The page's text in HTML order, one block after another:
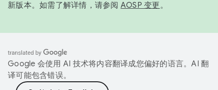
新版本。如需了解详情，请参阅 AOSP 变更。
Google 会使用 AI 技术将内容翻译成您偏好的语言。AI 翻
译可能包含错误。